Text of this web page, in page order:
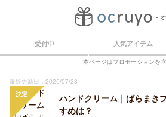
受付中 人気アイテム
本ページはプロモーションを
最終更新日：2026/07/28
決定
ハンドクリーム｜ばらまき
すめは？